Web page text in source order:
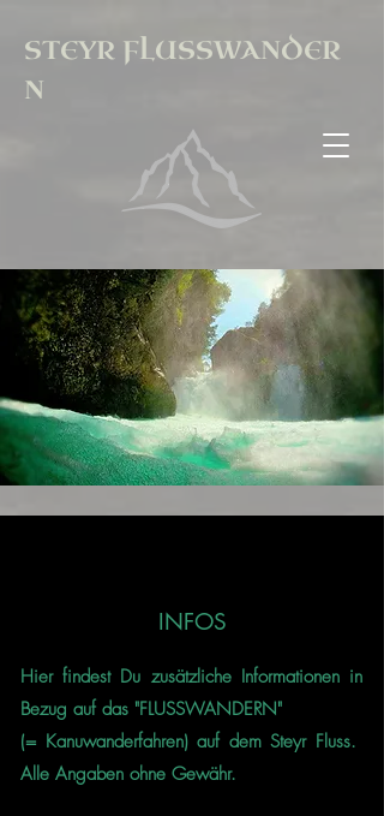
STEYR FLUSSWANDER
N
INFOS
Hier findest Du zusätzliche Informationen in
Bezug auf das "FLUSSWANDERN"
(= Kanuwanderfahren) auf dem Steyr Fluss.
Alle Angaben ohne Gewähr.